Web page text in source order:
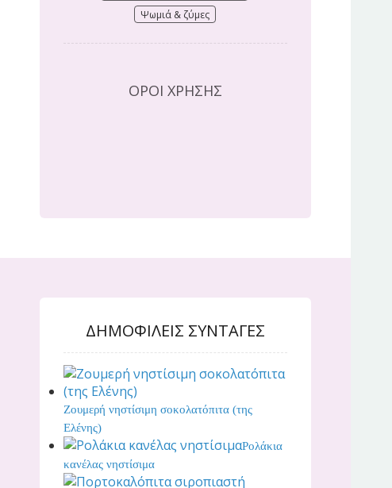
Ψωμιά & ζύμες
ΟΡΟΙ ΧΡΗΣΗΣ
ΔΗΜΟΦΙΛΕΙΣ ΣΥΝΤΑΓΕΣ
Ζουμερή νηστίσιμη σοκολατόπιτα (της
Ελένης)
Ρολάκια
κανέλας νηστίσιμα